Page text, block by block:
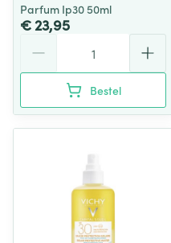
Parfum Ip30 50ml
€ 23,95
Bestel